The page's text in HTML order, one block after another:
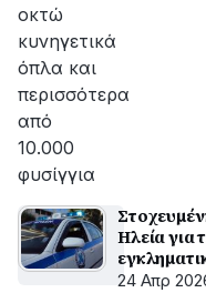
οκτώ
κυνηγετικά
όπλα και
περισσότερα
από
10.000
φυσίγγια
Ηλεία για
24 Απρ